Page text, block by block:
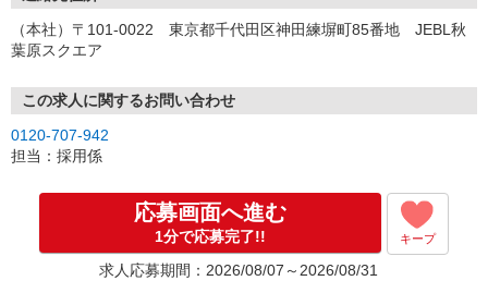
【来場登録（目安1時間30分）】
▼Step2 全国にあるお仕事の中から、あなたにピッタリのお仕事を
ご案内
▼Step3 就業前に職場見学で気になる事はしっかりチェック！
応募⇒最短で2日後からの勤務も可能です！
（本社）〒101-0022 東京都千代田区神田練塀町85番地 JEBL秋
葉原スクエア
この求人に関するお問い合わせ
0120-707-942
担当：採用係
応募画面へ進む
1分で応募完了!! キープ
求人応募期間：2026/08/07～2026/08/31